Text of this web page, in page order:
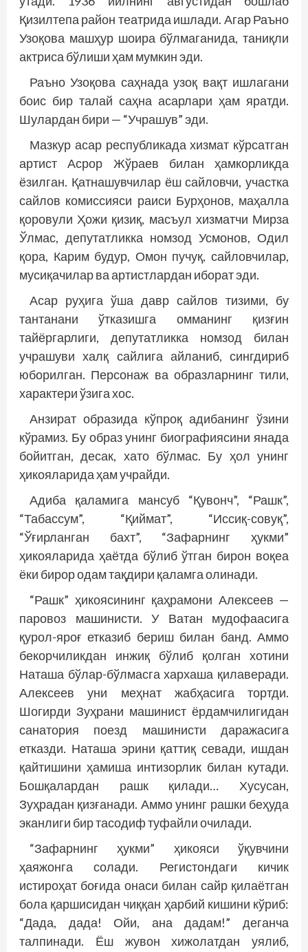
Қизилтепа район театрида ишлади. Агар Раъно
Узоқова машҳур шоира бўлмаганида, таниқли
актриса бўлиши ҳам мумкин эди.
Раъно Узоқова саҳнада узоқ вақт ишлагани
боис бир талай саҳна асарлари ҳам яратди.
Шулардан бири — “Учрашув” эди.
Мазкур асар республикада хизмат кўрсатган
артист Асрор Жўраев билан ҳамкорликда
ёзилган. Қатнашувчилар ёш сайловчи, участка
сайлов комиссияси раиси Бурҳонов, маҳалла
қоровули Ҳожи қизиқ, масъул хизматчи Мирза
Ўлмас, депутатликка номзод Усмонов, Одил
қора, Карим будур, Омон пучуқ, сайловчилар,
мусиқачилар ва артистлардан иборат эди.
Асар руҳига ўша давр сайлов тизими, бу
тантанани ўтказишга омманинг қизғин
тайёргарлиги, депутатликка номзод билан
учрашуви халқ сайлига айланиб, сингдириб
юборилган. Персонаж ва образларнинг тили,
характери ўзига хос.
Анзират образида кўпроқ адибанинг ўзини
кўрамиз. Бу образ унинг биографиясини янада
бойитган, десак, хато бўлмас. Бу ҳол унинг
ҳикояларида ҳам учрайди.
Адиба қаламига мансуб “Қувонч”, “Рашк”,
“Табассум”, “Қиймат”, “Иссиқ-совуқ”,
“Ўғирланган бахт”, “Зафарнинг ҳукми”
ҳикояларида ҳаётда бўлиб ўтган бирон воқеа
ёки бирор одам тақдири қаламга олинади.
“Рашк” ҳикоясининг қаҳрамони Алексеев —
паровоз машинисти. У Ватан мудофаасига
қурол-яроғ етказиб бериш билан банд. Аммо
бекорчиликдан инжиқ бўлиб қолган хотини
Наташа бўлар-бўлмасга хархаша қилаверади.
Алексеев уни меҳнат жабҳасига тортди.
Шогирди Зуҳрани машинист ёрдамчилигидан
санатория поезд машинисти даражасига
етказди. Наташа эрини қаттиқ севади, ишдан
қайтишини ҳамиша интизорлик билан кутади.
Бошқалардан рашк қилади… Хусусан,
Зуҳрадан қизғанади. Аммо унинг рашки беҳуда
эканлиги бир тасодиф туфайли очилади.
“Зафарнинг ҳукми” ҳикояси ўқувчини
ҳаяжонга солади. Регистондаги кичик
истироҳат боғида онаси билан сайр қилаётган
бола қаршисидан чиққан ҳарбий кишини кўриб:
“Дада, дада! Ойи, ана дадам!” деганча
талпинади. Ёш жувон хижолатдан уялиб,